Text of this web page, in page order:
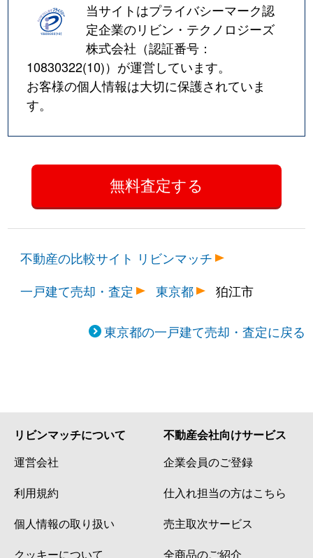
当サイトはプライバシーマーク認
定企業のリビン・テクノロジーズ
株式会社（認証番号：
10830322(10)）が運営しています。
お客様の個人情報は大切に保護されていま
す。
不動産の比較サイト リビンマッチ
一戸建て売却・査定
東京都 狛江市
東京都の一戸建て売却・査定に戻る
リビンマッチについて
運営会社
利用規約
個人情報の取り扱い
クッキーについて
不動産会社向けサービス
企業会員のご登録
仕入れ担当の方はこちら
売主取次サービス
全商品のご紹介